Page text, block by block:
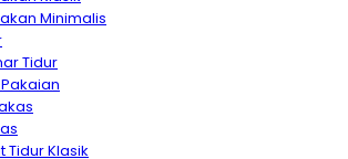
Minimalis
Tidur
Tidur Klasik